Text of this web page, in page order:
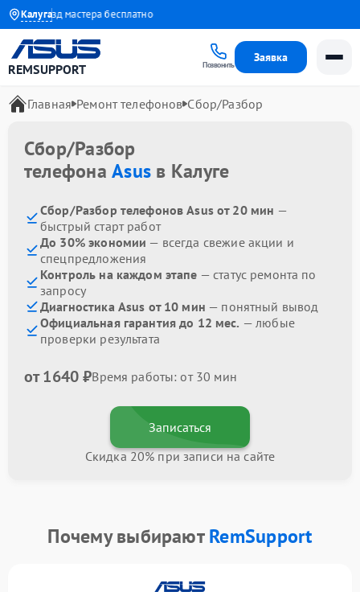
Калуга
Выезд мастера бесплатно
REMSUPPORT Позвонить
Заявка
Главная Ремонт телефонов Сбор/Разбор
Сбор/Разбор
телефонаAsus в Калуге
Сбор/Разбор телефонов Asus от 20 мин —
быстрый старт работ
До 30% экономии — всегда свежие акции и
спецпредложения
Контроль на каждом этапе — статус ремонта по
запросу
Диагностика Asus от 10 мин — понятный вывод
Официальная гарантия до 12 мес. — любые
проверки результата
от 1640 ₽Время работы: от 30 мин
Записаться
Скидка 20% при записи на сайте
Почему выбираютRemSupport